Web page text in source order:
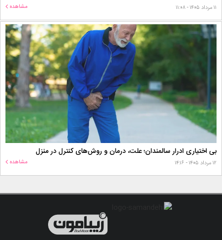
۱۱ مرداد ۱۴۰۵ - ۱۱:۰۸ مشاهده
بی اختیاری ادرار سالمندان؛ علت، درمان و روش‌های کنترل در منزل
۱۲ مرداد ۱۴۰۵ - ۱۴:۱۶ مشاهده